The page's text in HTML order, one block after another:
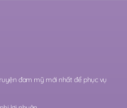
đam mỹ mới nhất để phục vụ